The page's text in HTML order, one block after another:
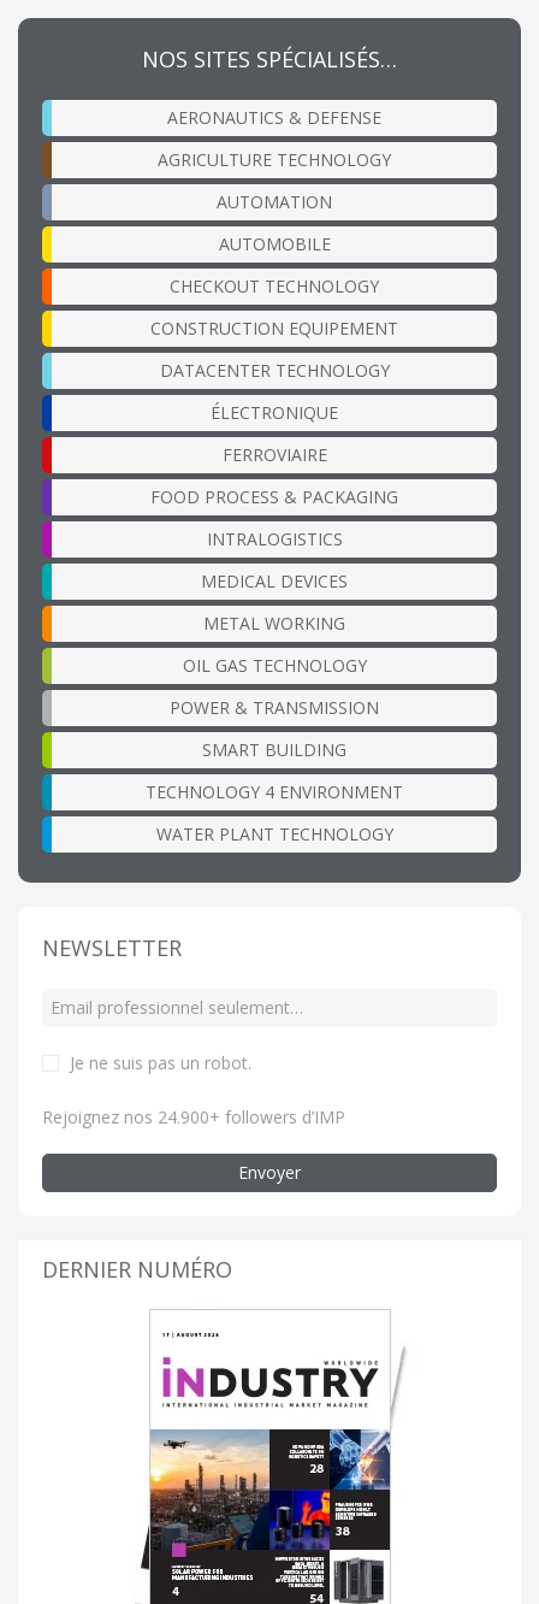
NOS SITES SPÉCIALISÉS…
AERONAUTICS & DEFENSE
AGRICULTURE TECHNOLOGY
AUTOMATION
AUTOMOBILE
CHECKOUT TECHNOLOGY
CONSTRUCTION EQUIPEMENT
DATACENTER TECHNOLOGY
ÉLECTRONIQUE
FERROVIAIRE
FOOD PROCESS & PACKAGING
INTRALOGISTICS
MEDICAL DEVICES
METAL WORKING
OIL GAS TECHNOLOGY
POWER & TRANSMISSION
SMART BUILDING
TECHNOLOGY 4 ENVIRONMENT
WATER PLANT TECHNOLOGY
NEWSLETTER
Je ne suis pas un robot.
Rejoignez nos 24.900+ followers d’IMP
Envoyer
DERNIER NUMÉRO